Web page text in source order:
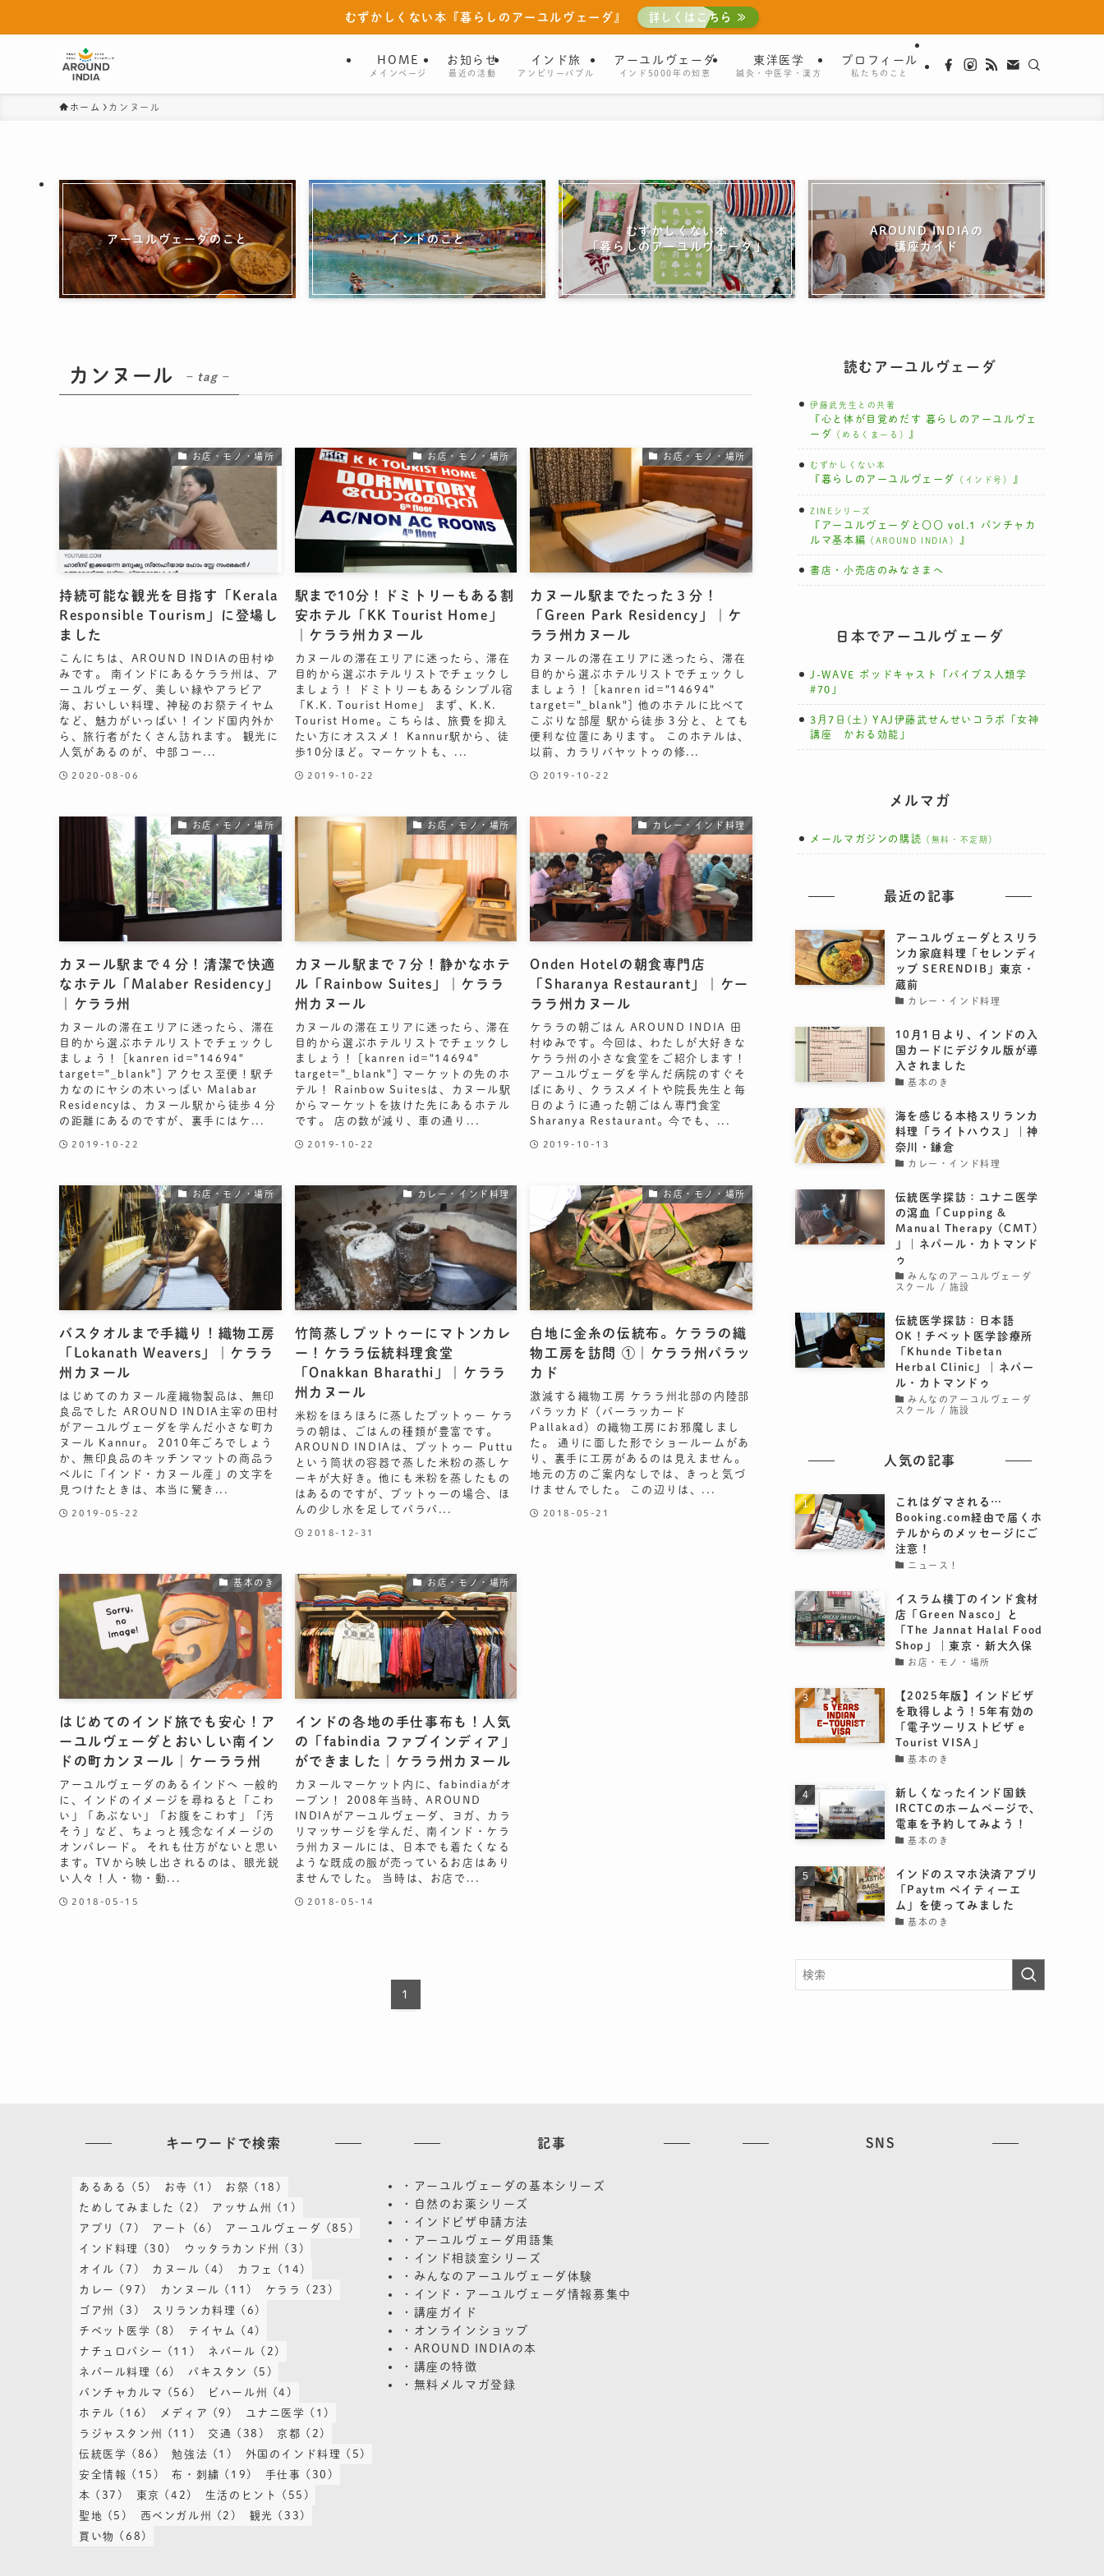
むずかしくない本『暮らしのアーユルヴェーダ』 詳しくはこちら ≫
HOME
メインページ
お知らせ
最近の活動
インド旅
アンビリーバブル
アーユルヴェーダ
インド5000年の知恵
東洋医学
鍼灸・中医学・漢方
プロフィール
私たちのこと
ホーム カンヌール
アーユルヴェーダのこと インドのこと
むずかしくない本
「暮らしのアーユルヴェーダ」
AROUND INDIAの
講座ガイド
カンヌール – tag –
お店・モノ・場所
持続可能な観光を目指す「Kerala
Responsible Tourism」に登場し
ました
こんにちは、AROUND INDIAの田村ゆ
みです。 南インドにあるケララ州は、ア
ーユルヴェーダ、美しい緑やアラビア
海、おいしい料理、神秘のお祭テイヤム
など、魅力がいっぱい！インド国内外か
ら、旅行者がたくさん訪れます。 観光に
人気があるのが、中部コー...
2020-08-06
お店・モノ・場所
駅まで10分！ドミトリーもある割
安ホテル「KK Tourist Home」
｜ケララ州カヌール
カヌールの滞在エリアに迷ったら、滞在
目的から選ぶホテルリストでチェックし
ましょう！ ドミトリーもあるシンプル宿
「K.K. Tourist Home」 まず、K.K.
Tourist Home。こちらは、旅費を抑え
たい方にオススメ！ Kannur駅から、徒
歩10分ほど。マーケットも、...
2019-10-22
お店・モノ・場所
カヌール駅までたった３分！
「Green Park Residency」｜ケ
ララ州カヌール
カヌールの滞在エリアに迷ったら、滞在
目的から選ぶホテルリストでチェックし
ましょう！ [kanren id="14694"
target="_blank"] 他のホテルに比べて
こぶりな部屋 駅から徒歩３分と、とても
便利な位置にあります。 このホテルは、
以前、カラリパヤットゥの修...
2019-10-22
お店・モノ・場所
カヌール駅まで４分！清潔で快適
なホテル「Malaber Residency」
｜ケララ州
カヌールの滞在エリアに迷ったら、滞在
目的から選ぶホテルリストでチェックし
ましょう！ [kanren id="14694"
target="_blank"] アクセス至便！駅チ
カなのにヤシの木いっぱい Malabar
Residencyは、カヌール駅から徒歩４分
の距離にあるのですが、裏手にはケ...
2019-10-22
お店・モノ・場所
カヌール駅まで７分！静かなホテ
ル「Rainbow Suites」｜ケララ
州カヌール
カヌールの滞在エリアに迷ったら、滞在
目的から選ぶホテルリストでチェックし
ましょう！ [kanren id="14694"
target="_blank"] マーケットの先のホ
テル！ Rainbow Suitesは、カヌール駅
からマーケットを抜けた先にあるホテル
です。 店の数が減り、車の通り...
2019-10-22
カレー・インド料理
Onden Hotelの朝食専門店
「Sharanya Restaurant」｜ケー
ララ州カヌール
ケララの朝ごはん AROUND INDIA 田
村ゆみです。今回は、わたしが大好きな
ケララ州の小さな食堂をご紹介します！
アーユルヴェーダを学んだ病院のすぐそ
ばにあり、クラスメイトや院長先生と毎
日のように通った朝ごはん専門食堂
Sharanya Restaurant。今でも、...
2019-10-13
お店・モノ・場所
バスタオルまで手織り！織物工房
「Lokanath Weavers」｜ケララ
州カヌール
はじめてのカヌール産織物製品は、無印
良品でした AROUND INDIA主宰の田村
がアーユルヴェーダを学んだ小さな町カ
ヌール Kannur。 2010年ごろでしょう
か、無印良品のキッチンマットの商品ラ
ベルに「インド・カヌール産」の文字を
見つけたときは、本当に驚き...
2019-05-22
カレー・インド料理
竹筒蒸しプットゥーにマトンカレ
ー！ケララ伝統料理食堂
「Onakkan Bharathi」｜ケララ
州カヌール
米粉をほろほろに蒸したプットゥー ケラ
ラの朝は、ごはんの種類が豊富です。
AROUND INDIAは、プットゥー Puttu
という筒状の容器で蒸した米粉の蒸しケ
ーキが大好き。他にも米粉を蒸したもの
はあるのですが、プットゥーの場合、ほ
んの少し水を足してパラパ...
2018-12-31
お店・モノ・場所
白地に金糸の伝統布。ケララの織
物工房を訪問 ①｜ケララ州パラッ
カド
激減する織物工房 ケララ州北部の内陸部
パラッカド（パーラッカード
Pallakad）の織物工房にお邪魔しまし
た。 通りに面した形でショールームがあ
り、裏手に工房があるのは見えません。
地元の方のご案内なしでは、きっと気づ
けませんでした。 この辺りは、...
2018-05-21
基本のき
はじめてのインド旅でも安心！ア
ーユルヴェーダとおいしい南イン
ドの町カンヌール｜ケーララ州
アーユルヴェーダのあるインドへ 一般的
に、インドのイメージを尋ねると「こわ
い」「あぶない」「お腹をこわす」「汚
そう」など、ちょっと残念なイメージの
オンパレード。 それも仕方がないと思い
ます。TVから映し出されるのは、眼光鋭
い人々！人・物・動...
2018-05-15
お店・モノ・場所
インドの各地の手仕事布も！人気
の「fabindia ファブインディア」
ができました｜ケララ州カヌール
カヌールマーケット内に、fabindiaがオ
ープン！ 2008年当時、AROUND
INDIAがアーユルヴェーダ、ヨガ、カラ
リマッサージを学んだ、南インド・ケラ
ラ州カヌールには、日本でも着たくなる
ような既成の服が売っているお店はあり
ませんでした。 当時は、お店で...
2018-05-14
1
読むアーユルヴェーダ
伊藤武先生との共著
『心と体が目覚めだす 暮らしのアーユルヴェ
ーダ
（めるくまーる） 』
むずかしくない本
『暮らしのアーユルヴェーダ （インド号） 』
ZINEシリーズ
『アーユルヴェーダと〇〇 vol.1 パンチャカ
ルマ基本編
（AROUND INDIA） 』
書店・小売店のみなさまへ
日本でアーユルヴェーダ
J-WAVE ポッドキャスト「バイブス人類学
#70」
3月7日(土) YAJ伊藤武せんせいコラボ「女神
講座 かおる効能」
メルマガ
メールマガジンの購読 （無料・不定期）
最近の記事
アーユルヴェーダとスリラ
ンカ家庭料理「セレンディ
ッブ SERENDIB」東京・
蔵前
カレー・インド料理
10月1日より、インドの入
国カードにデジタル版が導
入されました
基本のき
海を感じる本格スリランカ
料理「ライトハウス」｜神
奈川・鎌倉
カレー・インド料理
伝統医学探訪：ユナニ医学
の瀉血「Cupping &
Manual Therapy (CMT)
」｜ネパール・カトマンド
ゥ
みんなのアーユルヴェーダ
スクール / 施設
伝統医学探訪：日本語
OK！チベット医学診療所
「Khunde Tibetan
Herbal Clinic」｜ネパー
ル・カトマンドゥ
みんなのアーユルヴェーダ
スクール / 施設
人気の記事
これはダマされる…
Booking.com経由で届くホ
テルからのメッセージにご
注意！
ニュース！
イスラム横丁のインド食材
店「Green Nasco」と
「The Jannat Halal Food
Shop」｜東京・新大久保
お店・モノ・場所
【2025年版】インドビザ
を取得しよう！5年有効の
「電子ツーリストビザ e
Tourist VISA」
基本のき
新しくなったインド国鉄
IRCTCのホームページで、
電車を予約してみよう！
基本のき
インドのスマホ決済アプリ
「Paytm ペイティーエ
ム」を使ってみました
基本のき
キーワードで検索
あるある (5) お寺 (1) お祭
(18)
ためしてみました
(2) アッサム州
(1)
アプリ
(7) アート (6) アーユルヴェーダ
(85)
インド料理
(30) ウッタラカンド州
(3)
オイル
(7) カヌール (4) カフェ
(14)
カレー
(97) カンヌール (11) ケララ
(23)
ゴア州
(3) スリランカ料理
(6)
チベット医学
(8) テイヤム
(4)
ナチュロパシー
(11) ネパール
(2)
ネパール料理
(6) パキスタン
(5)
パンチャカルマ
(56) ビハール州
(4)
ホテル
(16) メディア (9) ユナニ医学
(1)
ラジャスタン州
(11) 交通 (38) 京都
(2)
伝統医学
(86) 勉強法 (1) 外国のインド料理
(5)
安全情報
(15) 布・刺繍 (19) 手仕事
(30)
本
(37) 東京 (42) 生活のヒント
(55)
聖地
(5) 西ベンガル州 (2) 観光
(33)
買い物
(68)
記事
・アーユルヴェーダの基本シリーズ
・自然のお薬シリーズ
・インドビザ申請方法
・アーユルヴェーダ用語集
・インド相談室シリーズ
・みんなのアーユルヴェーダ体験
・インド・アーユルヴェーダ情報募集中
・講座ガイド
・オンラインショップ
・AROUND INDIAの本
・講座の特徴
・無料メルマガ登録
SNS